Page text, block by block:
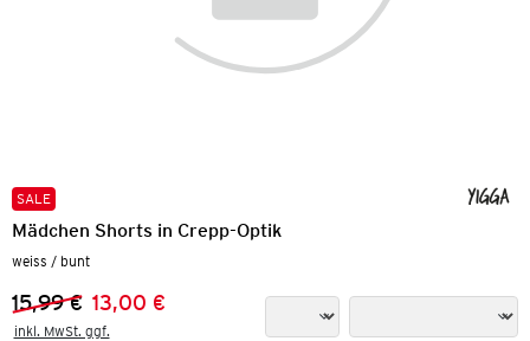
SALE
Mädchen Shorts in Crepp-Optik
weiss / bunt
Vorheriger Preis:
15,99 €
Neuer Preis:
13,00 €
inkl. MwSt. ggf.